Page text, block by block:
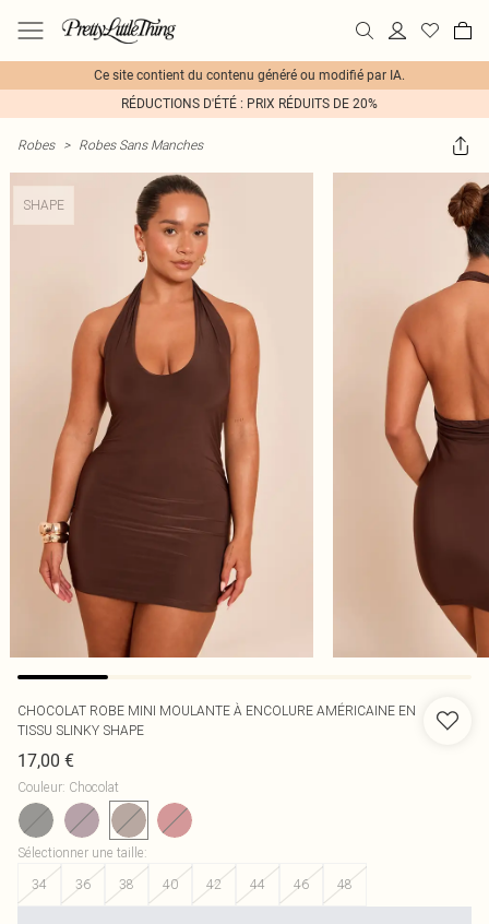
Ce site contient du contenu généré ou modifié par IA.
RÉDUCTIONS D'ÉTÉ : PRIX RÉDUITS DE 20%
Robes > Robes Sans Manches
SHAPE
CHOCOLAT ROBE MINI MOULANTE À ENCOLURE AMÉRICAINE EN
TISSU SLINKY SHAPE
17,00 €
Couleur: Chocolat
Sélectionner une taille:
34
36 38 40 42 44 46 48